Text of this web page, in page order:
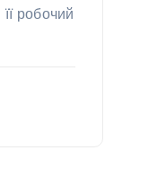
робочий